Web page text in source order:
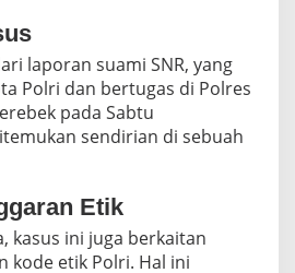
laporan suami SNR, yang
Polri dan bertugas di Polres
pada Sabtu
sendirian di sebuah
Etik
kasus ini juga berkaitan
kode etik Polri. Hal ini